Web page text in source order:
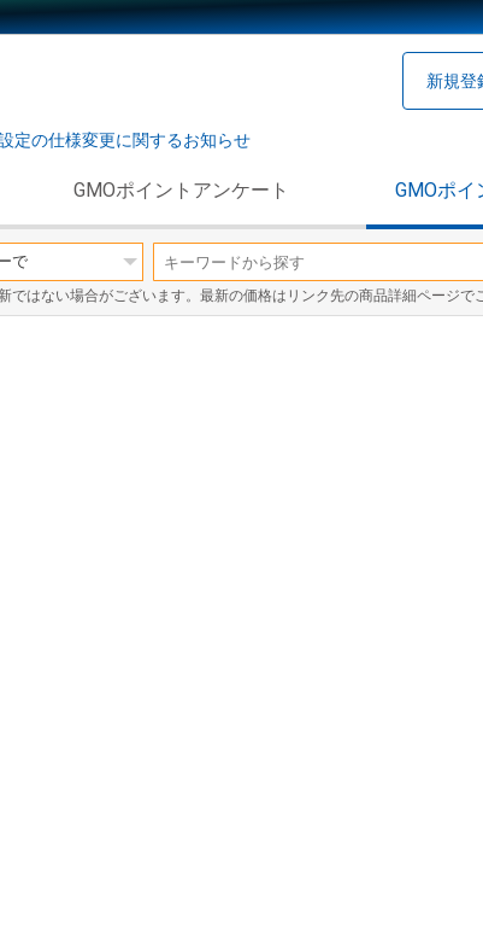
新規登
定の仕様変更に関するお知らせ
GMOポイントアンケート GMOポイ
ではない場合がございます。最新の価格はリンク先の商品詳細ページで